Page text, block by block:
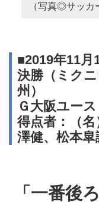
（写真◎サッカ
■2019年11
決勝（ミク
州）
Ｇ大阪ユー
得点者：（
澤健、松本皐
「一番後